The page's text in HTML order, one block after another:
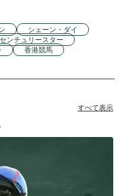
シェーン・ダイ
センチュリースター
香港競馬
すべて表示